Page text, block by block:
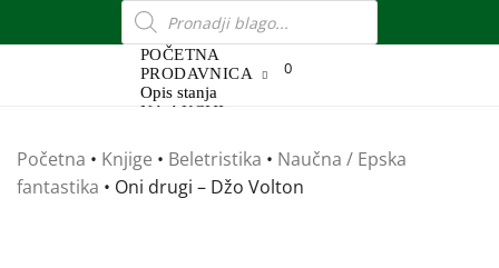
POČETNA
PRODAVNICA
Opis stanja
NA AKCIJI
DOSTAVA
O NAMA
Blog
0
Početna • Knjige • Beletristika • Naučna / Epska
fantastika • Oni drugi – Džo Volton